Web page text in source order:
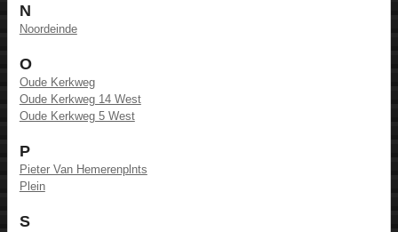
N
Noordeinde
O
Oude Kerkweg
Oude Kerkweg 14 West
Oude Kerkweg 5 West
P
Pieter Van Hemerenplnts
Plein
S